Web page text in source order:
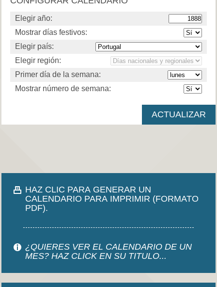
Elegir año:
Mostrar días festivos:
Elegir país:
Elegir región:
Primer día de la semana:
Mostrar número de semana:
HAZ CLIC PARA GENERAR UN
CALENDARIO PARA IMPRIMIR (FORMATO
PDF).
¿QUIERES VER EL CALENDARIO DE UN
MES? HAZ CLICK EN SU TITULO...